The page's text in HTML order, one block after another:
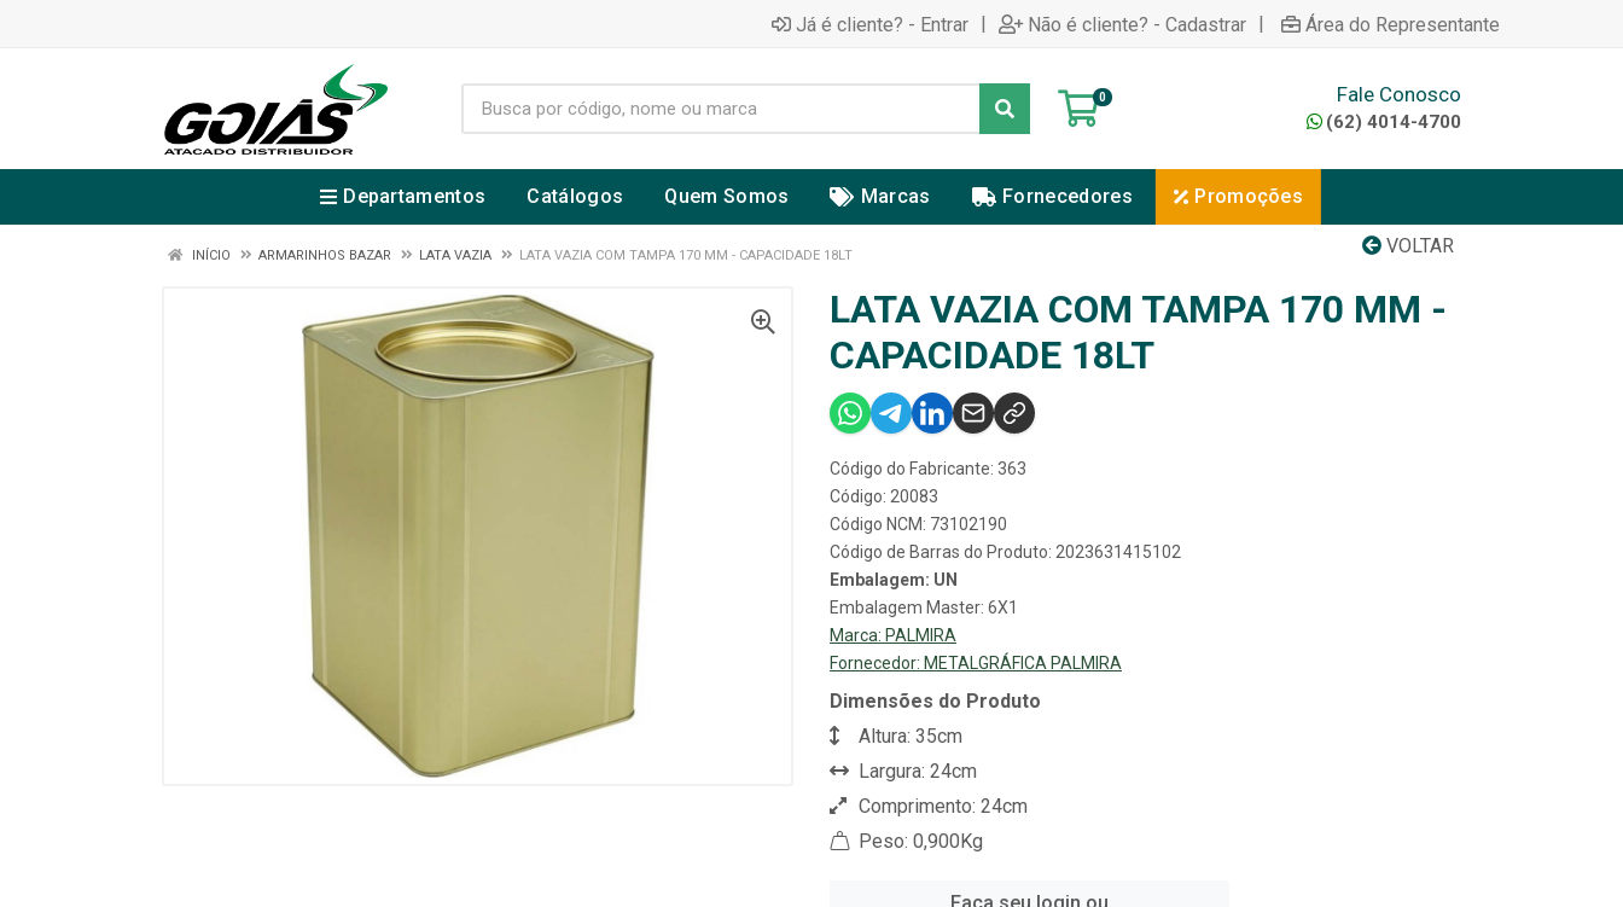
Já é cliente? - Entrar | Não é cliente? - Cadastrar | Área do Representante
0 Fale Conosco
(62) 4014-4700
Departamentos Catálogos Quem Somos Marcas Fornecedores Promoções
VOLTAR
INÍCIO ARMARINHOS BAZAR LATA VAZIA LATA VAZIA COM TAMPA 170 MM - CAPACIDADE 18LT
LATA VAZIA COM TAMPA 170 MM -
CAPACIDADE 18LT
Código do Fabricante: 363
Código: 20083
Código NCM: 73102190
Código de Barras do Produto: 2023631415102
Embalagem: UN
Embalagem Master: 6X1
Marca: PALMIRA
Fornecedor: METALGRÁFICA PALMIRA
Dimensões do Produto
Altura: 35cm
Largura: 24cm
Comprimento: 24cm
Peso: 0,900Kg